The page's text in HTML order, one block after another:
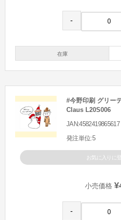
-
在庫
#今野印刷 グリー
Claus L20S006
JAN:4582419865617
発注単位:5
お気に入りに
小売価格
-